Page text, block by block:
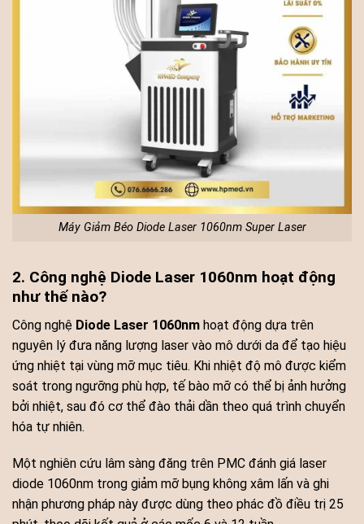
Máy Giảm Béo Diode Laser 1060nm Super Laser
2. Công nghệ Diode Laser 1060nm hoạt động
như thế nào?
Công nghệ Diode Laser 1060nm hoạt động dựa trên
nguyên lý đưa năng lượng laser vào mô dưới da để tạo hiệu
ứng nhiệt tại vùng mỡ mục tiêu. Khi nhiệt độ mô được kiểm
soát trong ngưỡng phù hợp, tế bào mỡ có thể bị ảnh hưởng
bởi nhiệt, sau đó cơ thể đào thải dần theo quá trình chuyển
hóa tự nhiên.
Một nghiên cứu lâm sàng đăng trên PMC đánh giá laser
diode 1060nm trong giảm mỡ bụng không xâm lấn và ghi
nhận phương pháp này được dùng theo phác đồ điều trị 25